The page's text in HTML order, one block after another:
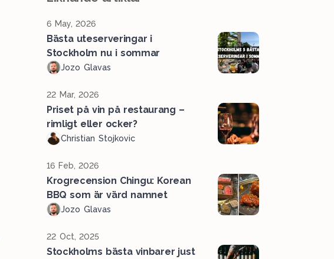
6 May, 2026
Bästa uteserveringar i
Stockholm nu i sommar
Jozo Glavas
22 Mar, 2026
Priset på vin på restaurang –
rimligt eller ocker?
Christian Stojkovic
16 Feb, 2026
Krogrecension Chingu: Korean
BBQ som är värd namnet
Jozo Glavas
22 Oct, 2025
Stockholms bästa vinbarer just